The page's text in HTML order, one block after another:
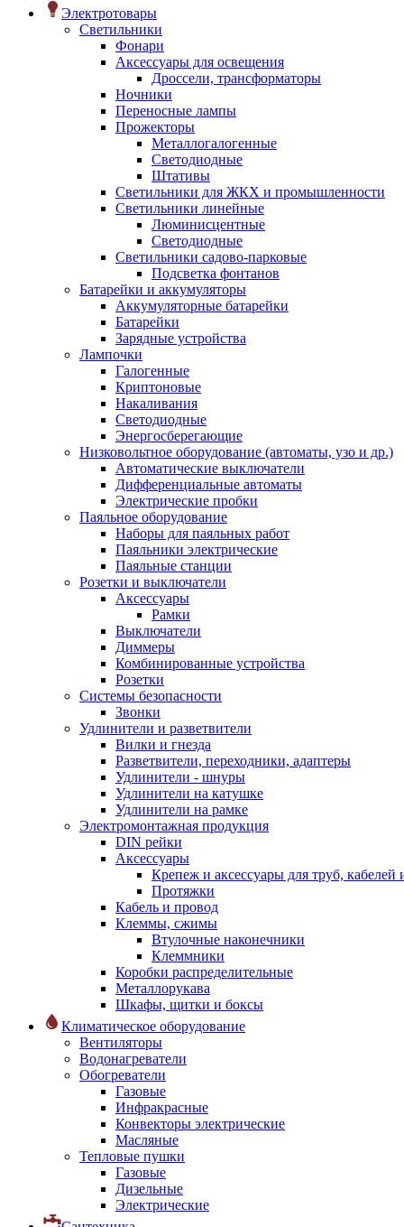
Электротовары
Светильники
Фонари
Аксессуары для освещения
Дроссели, трансформаторы
Ночники
Переносные лампы
Прожекторы
Металлогалогенные
Светодиодные
Штативы
Светильники для ЖКХ и промышленности
Светильники линейные
Люминисцентные
Светодиодные
Светильники садово-парковые
Подсветка фонтанов
Батарейки и аккумуляторы
Аккумуляторные батарейки
Батарейки
Зарядные устройства
Лампочки
Галогенные
Криптоновые
Накаливания
Светодиодные
Энергосберегающие
Низковольтное оборудование (автоматы, узо и др.)
Автоматические выключатели
Дифференциальные автоматы
Электрические пробки
Паяльное оборудование
Наборы для паяльных работ
Паяльники электрические
Паяльные станции
Розетки и выключатели
Аксессуары
Рамки
Выключатели
Диммеры
Комбинированные устройства
Розетки
Системы безопасности
Звонки
Удлинители и разветвители
Вилки и гнезда
Разветвители, переходники, адаптеры
Удлинители - шнуры
Удлинители на катушке
Удлинители на рамке
Электромонтажная продукция
DIN рейки
Аксессуары
Крепеж и аксессуары для труб, кабелей
Протяжки
Кабель и провод
Клеммы, сжимы
Втулочные наконечники
Клеммники
Коробки распределительные
Металлорукава
Шкафы, щитки и боксы
Климатическое оборудование
Вентиляторы
Водонагреватели
Обогреватели
Газовые
Инфракрасные
Конвекторы электрические
Масляные
Тепловые пушки
Газовые
Дизельные
Электрические